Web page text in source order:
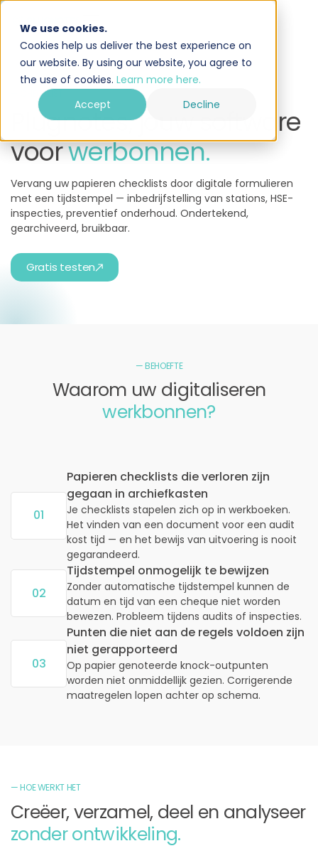
We use cookies.
Cookies help us deliver the best experience on
our website. By using our website, you agree to
the use of cookies. Learn more here.
Accept
Decline
— CHECKLIST
Plugnotes, jouw software
voorwerbonnen.
Vervang uw papieren checklists door digitale formulieren
met een tijdstempel — inbedrijfstelling van stations, HSE-
inspecties, preventief onderhoud. Ondertekend,
gearchiveerd, bruikbaar.
Gratis testen
— BEHOEFTE
Waarom uw digitaliseren
werkbonnen?
01
Papieren checklists die verloren zijn
gegaan in archiefkasten
Je checklists stapelen zich op in werkboeken.
Het vinden van een document voor een audit
kost tijd — en het bewijs van uitvoering is nooit
gegarandeerd.
02
Tijdstempel onmogelijk te bewijzen
Zonder automatische tijdstempel kunnen de
datum en tijd van een cheque niet worden
bewezen. Probleem tijdens audits of inspecties.
03
Punten die niet aan de regels voldoen zijn
niet gerapporteerd
Op papier genoteerde knock-outpunten
worden niet onmiddellijk gezien. Corrigerende
maatregelen lopen achter op schema.
— HOE WERKT HET
Creëer, verzamel, deel en analyseer
zonder ontwikkeling.